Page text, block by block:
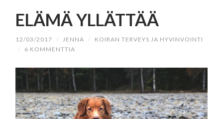
ELÄMÄ YLLÄTTÄÄ
12/03/2017 / JENNA /
KOIRAN TERVEYS JA HYVINVOINTI
/
6 KOMMENTTIA